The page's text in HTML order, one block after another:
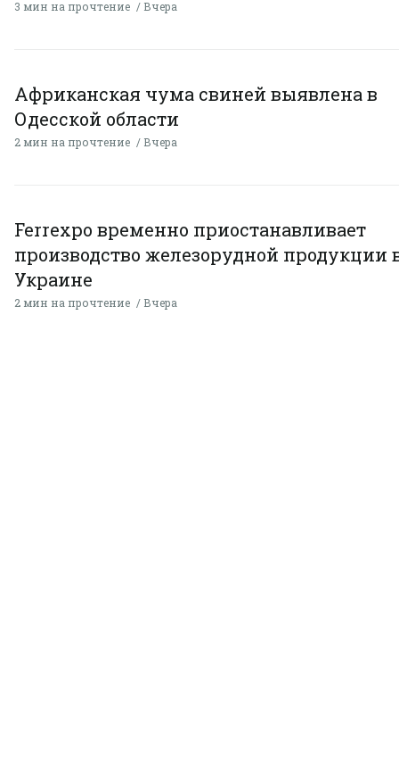
3 мин на прочтение Вчера
Африканская чума свиней выявлена в
Одесской области
2 мин на прочтение Вчера
Ferrexpo временно приостанавливает
производство железорудной продукции
Украине
2 мин на прочтение Вчера